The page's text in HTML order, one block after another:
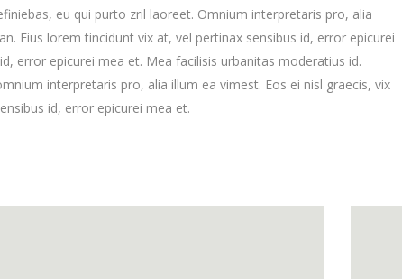
eu qui purto zril laoreet. Omnium interpretaris pro, alia
Eius lorem tincidunt vix at, vel pertinax sensibus id, error epicurei
error epicurei mea et. Mea facilisis urbanitas moderatius id.
interpretaris pro, alia illum ea vimest. Eos ei nisl graecis, vix
id, error epicurei mea et.